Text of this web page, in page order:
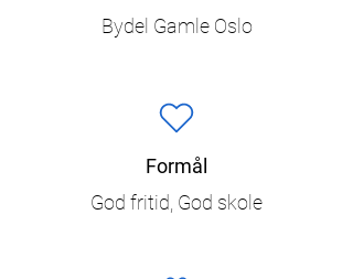
Bydel Gamle Oslo
Formål
God fritid, God skole